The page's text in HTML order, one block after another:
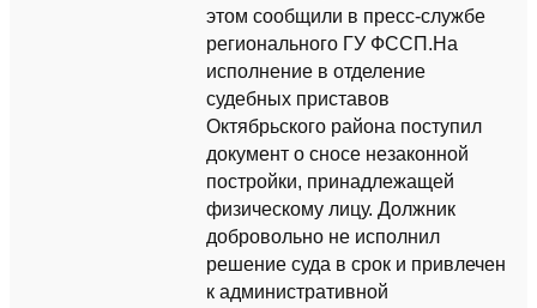
этом сообщили в пресс-службе
регионального ГУ ФССП.На
исполнение в отделение
судебных приставов
Октябрьского района поступил
документ о сносе незаконной
постройки, принадлежащей
физическому лицу. Должник
добровольно не исполнил
решение суда в срок и привлечен
к административной